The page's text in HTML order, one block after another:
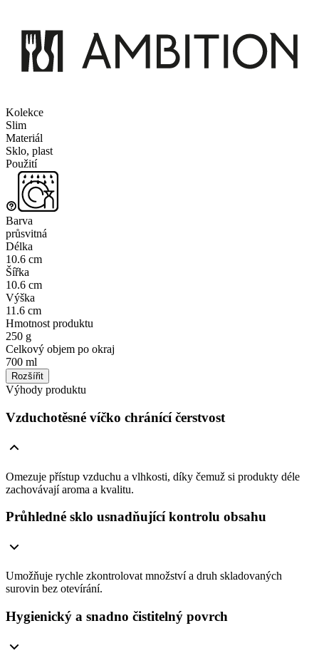
Kolekce
Slim
Materiál
Sklo, plast
Použití
Barva
průsvitná
Délka
10.6 cm
Šířka
10.6 cm
Výška
11.6 cm
Hmotnost produktu
250 g
Celkový objem po okraj
700 ml
Rozšířit
Výhody produktu
Vzduchotěsné víčko chránící čerstvost
Omezuje přístup vzduchu a vlhkosti, díky čemuž si produkty déle
zachovávají aroma a kvalitu.
Průhledné sklo usnadňující kontrolu obsahu
Umožňuje rychle zkontrolovat množství a druh skladovaných
surovin bez otevírání.
Hygienický a snadno čistitelný povrch